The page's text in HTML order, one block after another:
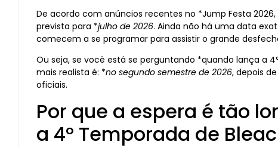
De acordo com anúncios recentes no *Jump Festa
prevista para *julho de 2026. Ainda não há uma data
comecem a se programar para assistir o grande
Ou seja, se você está se perguntando *quando lança a
mais realista é: *no segundo semestre de 2026, depois
oficiais.
Por que a espera é tão
a 4° Temporada de